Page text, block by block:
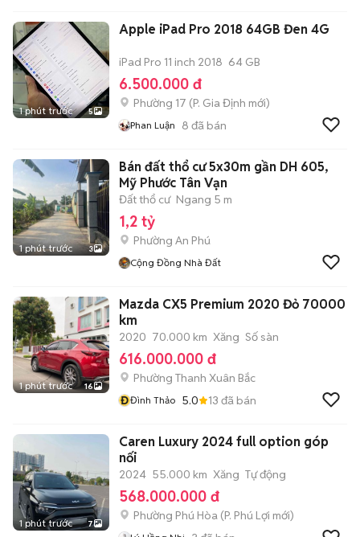
1 phút trước 5
Apple iPad Pro 2018 64GB Đen 4G
iPad Pro 11 inch 2018 64 GB
6.500.000 đ
Phường 17 (P. Gia Định mới)
Phan Luận 8 đã bán
1 phút trước 3
Bán đất thổ cư 5x30m gần DH 605,
Mỹ Phước Tân Vạn
Đất thổ cư Ngang 5 m
1,2 tỷ
Phường An Phú
Cộng Đồng Nhà Đất
1 phút trước 16
Mazda CX5 Premium 2020 Đỏ 70000
km
2020 70.000 km Xăng Số sàn
616.000.000 đ
Phường Thanh Xuân Bắc
ĐĐình Thảo 5.0 13 đã bán
1 phút trước 7
Caren Luxury 2024 full option góp
nối
2024 55.000 km Xăng Tự động
568.000.000 đ
Phường Phú Hòa (P. Phú Lợi mới)